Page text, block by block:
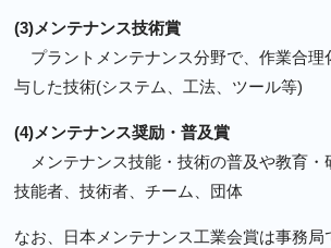
(3)メンテナンス技術賞
プラントメンテナンス分野で、作業合理
与した技術(システム、工法、ツール等)
(4)メンテナンス奨励・普及賞
メンテナンス技能・技術の普及や教育・
技能者、技術者、チーム、団体
なお、日本メンテナンス工業会賞は事務局